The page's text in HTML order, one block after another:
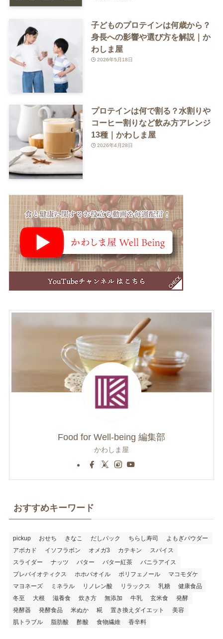
子どものプロテインは何歳から？
身長への影響や選び方を解説｜か
わしま屋
2026年5月18日
プロテインは何で割る？水割りや
コーヒー割りなど飲み方アレンジ
13種｜かわしま屋
2026年4月28日
Food for Well-being 編集部
かわしま屋
おすすめキーワード
pickup おせち きなこ だしパック ちらし寿司
よもぎパウダー
アボカド
イソフラボン オメガ3 カテキン
スパイス
スライダー
ナッツ バター バター紅茶
バニラアイス
プレバイオティクス
ホホバオイル ポリフェノール
マコモダケ
マヨネーズ
ミネラル リノレン酸 リラックス 乳糖
健康食品
冬至
大根 滋養食 炊き方 無添加 牛乳 玄米食
発酵
発酵器
発酵食品 米ぬか 糀 置き換えダイエット
美容
肌トラブル
脂肪酸 酢酸 食物繊維 香辛料